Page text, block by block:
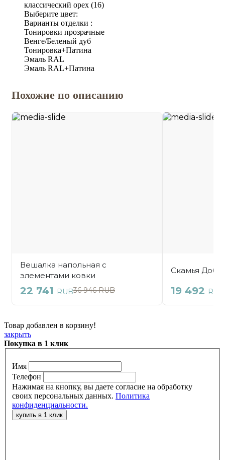
классический орех (16)
Выберите цвет:
Варианты отделки :
Тонировки прозрачные
Венге/Беленый дуб
Тонировка+Патина
Эмаль RAL
Эмаль RAL+Патина
Товар добавлен в корзину!
закрыть
Покупка в 1 клик
Имя
Телефон
Нажимая на кнопку, вы даете согласие на обработку
своих персональных данных. Политика
конфиденциальности.